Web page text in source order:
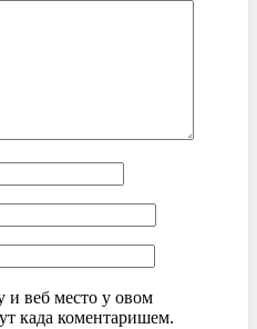
и веб место у овом
када коментаришем.